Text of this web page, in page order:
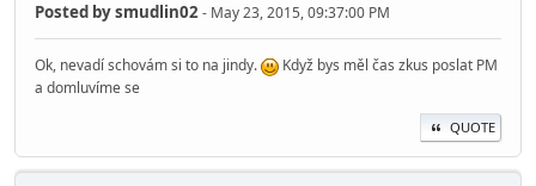
Posted bysmudlin02- May 23, 2015, 09:37:00 PM
Ok, nevadí schovám si to na jindy.
Když bys měl čas zkus poslat PM
a domluvíme se
QUOTE